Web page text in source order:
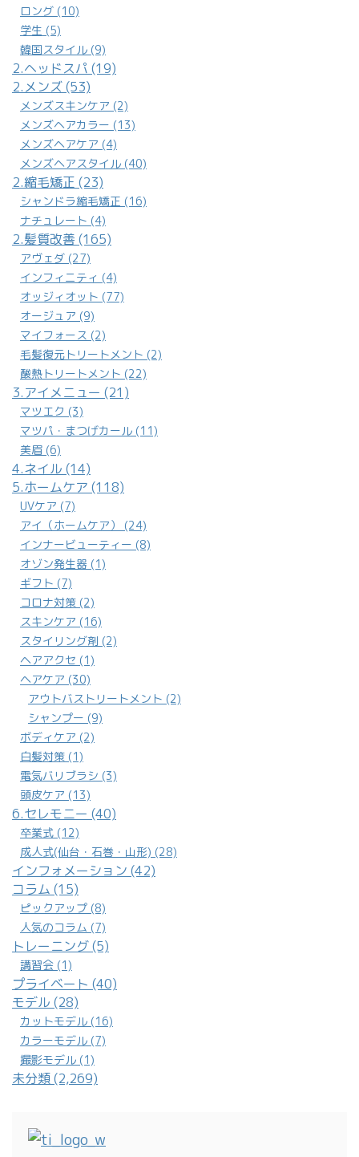
ロング (10)
学生 (5)
韓国スタイル (9)
2.ヘッドスパ (19)
2.メンズ (53)
メンズスキンケア (2)
メンズヘアカラー (13)
メンズヘアケア (4)
メンズヘアスタイル (40)
2.縮毛矯正 (23)
シャンドラ縮毛矯正 (16)
ナチュレート (4)
2.髪質改善 (165)
アヴェダ (27)
インフィニティ (4)
オッジィオット (77)
オージュア (9)
マイフォース (2)
毛髪復元トリートメント (2)
酸熱トリートメント (22)
3.アイメニュー (21)
マツエク (3)
マツパ・まつげカール (11)
美眉 (6)
4.ネイル (14)
5.ホームケア (118)
UVケア (7)
アイ（ホームケア） (24)
インナービューティー (8)
オゾン発生器 (1)
ギフト (7)
コロナ対策 (2)
スキンケア (16)
スタイリング剤 (2)
ヘアアクセ (1)
ヘアケア (30)
アウトバストリートメント (2)
シャンプー (9)
ボディケア (2)
白髪対策 (1)
電気バリブラシ (3)
頭皮ケア (13)
6.セレモニー (40)
卒業式 (12)
成人式(仙台・石巻・山形) (28)
インフォメーション (42)
コラム (15)
ピックアップ (8)
人気のコラム (7)
トレーニング (5)
講習会 (1)
プライベート (40)
モデル (28)
カットモデル (16)
カラーモデル (7)
撮影モデル (1)
未分類 (2,269)